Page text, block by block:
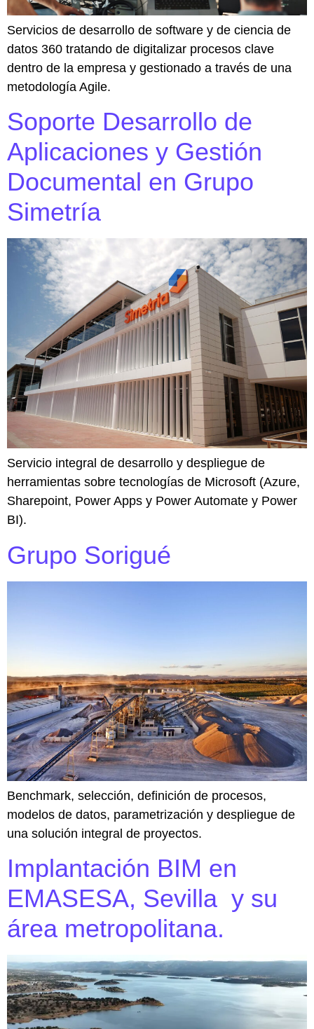
Servicios de desarrollo de software y de ciencia de
datos 360 tratando de digitalizar procesos clave
dentro de la empresa y gestionado a través de una
metodología Agile.
Soporte Desarrollo de
Aplicaciones y Gestión
Documental en Grupo
Simetría
Servicio integral de desarrollo y despliegue de
herramientas sobre tecnologías de Microsoft (Azure,
Sharepoint, Power Apps y Power Automate y Power
BI).
Grupo Sorigué
Benchmark, selección, definición de procesos,
modelos de datos, parametrización y despliegue de
una solución integral de proyectos.
Implantación BIM en
EMASESA, Sevilla y su
área metropolitana.